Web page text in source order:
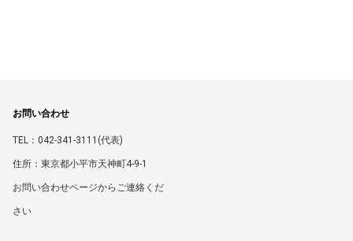
お問い合わせ
TEL：042-341-3111(代表)
住所：東京都小平市天神町4-9-1
お問い合わせページからご連絡くだ
さい